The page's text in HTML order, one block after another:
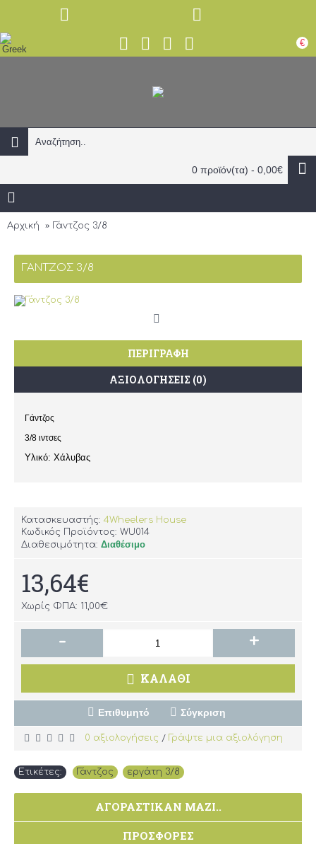
€
0 προϊόν(τα) - 0,00€
Αρχική Γάντζος 3/8
ΓΆΝΤΖΟΣ 3/8
ΠΕΡΙΓΡΑΦΉ
ΑΞΙΟΛΟΓΉΣΕΙΣ (0)
Γάντζος
3/8 ιντσες
Υλικό: Χάλυβας
Κατασκευαστής: 4Wheelers House
Κωδικός Προϊόντος: WU014
Διαθεσιμότητα: Διαθέσιμο
13,64€
Χωρίς ΦΠΑ: 11,00€
- +
ΚΑΛΆΘΙ
Επιθυμητό Σύγκριση
0 αξιολογήσεις / Γράψτε μια αξιολόγηση
Ετικέτες: Γάντζος εργάτη 3/8
ΑΓΟΡΆΣΤΙΚΑΝ ΜΑΖΊ..
ΠΡΟΣΦΟΡΈΣ